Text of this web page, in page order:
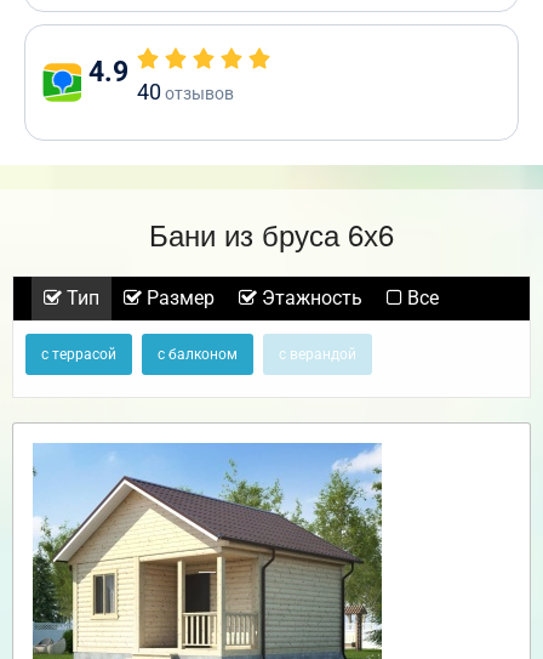
4.9
40отзывов
Бани из бруса 6х6
Тип Размер Этажность Все
с террасой с балконом с верандой